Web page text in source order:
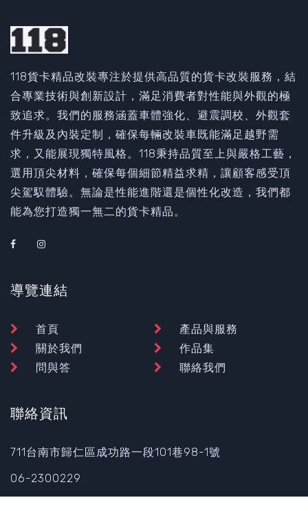
118貨卡精品改裝專注於提供高品質的貨卡改裝服務，結
合專業技術與創新設計，滿足消費者對性能與外觀的極
致追求。我們的服務涵蓋車體強化、避震調校、外觀套
件升級及內裝定制，確保每輛改裝車既能滿足越野需
求，又能展現獨特風格。118秉持品質至上與嚴格工藝，
選用頂尖材料，確保每個細節精益求精，讓顧客感受頂
尖駕馭體驗。無論是性能進階還是個性化改造，我們都
能為您打造獨一無二的貨卡精品。
導覽連結
首頁
產品與服務
關於我們
作品集
問與答
聯絡我們
聯絡資訊
711台南市歸仁區成功路一段101巷98-1號
06-2300229